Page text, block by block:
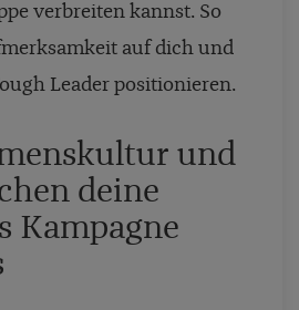
verbreiten kannst. So
auf dich und
Leader positionieren.
und
deine
Kampagne